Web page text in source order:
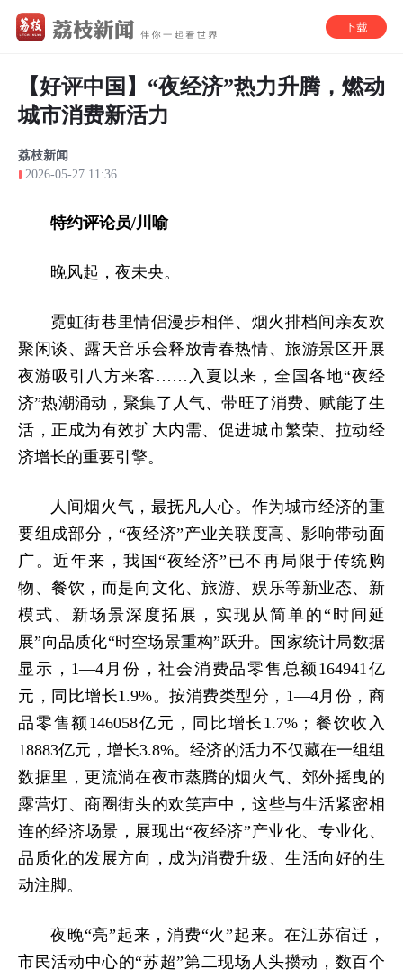
【好评中国】“夜经济”热力升腾，燃动
城市消费新活力
荔枝新闻
2026-05-27 11:36
特约评论员/川喻
晚风起，夜未央。
霓虹街巷里情侣漫步相伴、烟火排档间亲友欢
聚闲谈、露天音乐会释放青春热情、旅游景区开展
夜游吸引八方来客……入夏以来，全国各地“夜经
济”热潮涌动，聚集了人气、带旺了消费、赋能了生
活，正成为有效扩大内需、促进城市繁荣、拉动经
济增长的重要引擎。
人间烟火气，最抚凡人心。作为城市经济的重
要组成部分，“夜经济”产业关联度高、影响带动面
广。近年来，我国“夜经济”已不再局限于传统购
物、餐饮，而是向文化、旅游、娱乐等新业态、新
模式、新场景深度拓展，实现从简单的“时间延
展”向品质化“时空场景重构”跃升。国家统计局数据
显示，1—4月份，社会消费品零售总额164941亿
元，同比增长1.9%。按消费类型分，1—4月份，商
品零售额146058亿元，同比增长1.7%；餐饮收入
18883亿元，增长3.8%。经济的活力不仅藏在一组组
数据里，更流淌在夜市蒸腾的烟火气、郊外摇曳的
露营灯、商圈街头的欢笑声中，这些与生活紧密相
连的经济场景，展现出“夜经济”产业化、专业化、
品质化的发展方向，成为消费升级、生活向好的生
动注脚。
夜晚“亮”起来，消费“火”起来。在江苏宿迁，
市民活动中心的“苏超”第二现场人头攒动，数百个